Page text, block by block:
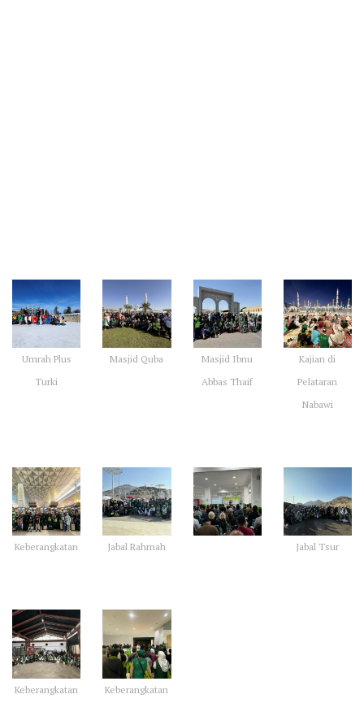
Umrah Plus
Turki
Masjid Quba
Masjid Ibnu
Abbas Thaif
Kajian di
Pelataran
Nabawi
Keberangkatan Jabal Rahmah Jabal Tsur
Keberangkatan Keberangkatan